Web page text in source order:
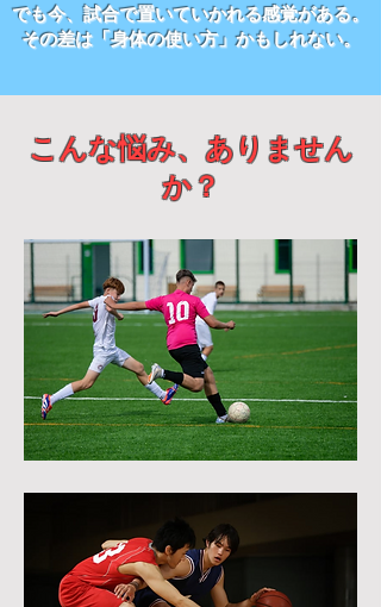
でも今、試合で置いていかれる感覚がある。
​その差は「身体の使い方」かもしれない​。
​こんな悩み、ありません
か？